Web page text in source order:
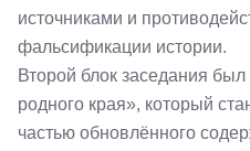
источниками и
фальсификации истории.
Второй блок заседания
родного края», который
частью обновлённого